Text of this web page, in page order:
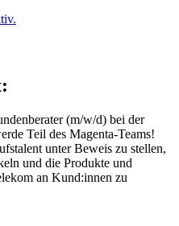
(m/w/d) bei der
Teil des Magenta-Teams!
unter Beweis zu stellen,
und die Produkte und
an Kund:innen zu